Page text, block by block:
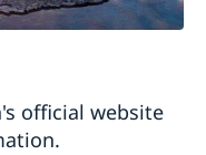
official website